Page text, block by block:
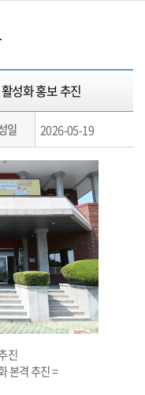
성화 홍보 추진
일 2026-05-19
진
본격 추진 =